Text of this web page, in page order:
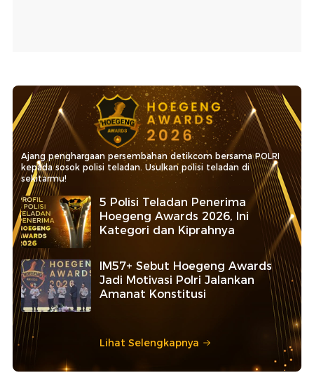
Ajang penghargaan persembahan detikcom bersama POLRI
kepada sosok polisi teladan. Usulkan polisi teladan di
sekitarmu!
5 Polisi Teladan Penerima
Hoegeng Awards 2026, Ini
Kategori dan Kiprahnya
IM57+ Sebut Hoegeng Awards
Jadi Motivasi Polri Jalankan
Amanat Konstitusi
Lihat Selengkapnya